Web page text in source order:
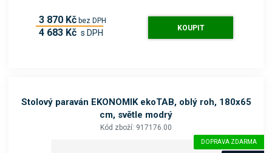
3 870 Kč bez DPH
4 683 Kč s DPH KOUPIT
Stolový paraván EKONOMIK ekoTAB, oblý roh, 180x65
cm, světle modrý
Kód zboží: 917176.00
DOPRAVA ZDARMA